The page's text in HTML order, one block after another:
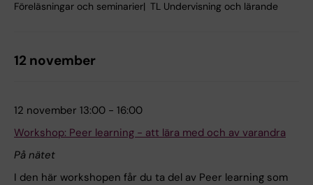
Föreläsningar och seminarier TL Undervisning och lärande
12 november
12 november 13:00 - 16:00
Workshop: Peer learning - att lära med och av varandra
På nätet
I den här workshopen får du ta del av Peer learning som